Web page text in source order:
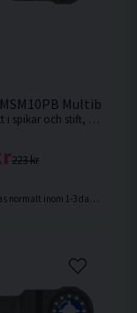
Multiblad
Smala snitt i spikar och stift, Detaljerat anpassningsarbete med icke järnhaltiga profiler och skär i gipsskivor
223 kr
normalt inom 1-3 dagar